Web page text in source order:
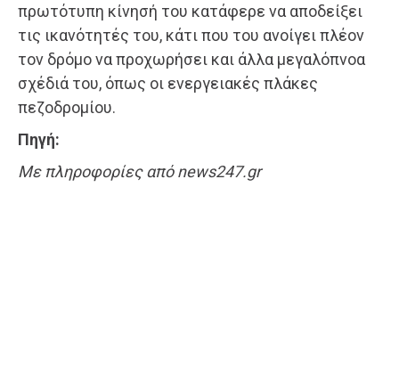
πρωτότυπη κίνησή του κατάφερε να αποδείξει
τις ικανότητές του, κάτι που του ανοίγει πλέον
τον δρόμο να προχωρήσει και άλλα μεγαλόπνοα
σχέδιά του, όπως οι ενεργειακές πλάκες
πεζοδρομίου.
Πηγή:
Με πληροφορίες από news247.gr